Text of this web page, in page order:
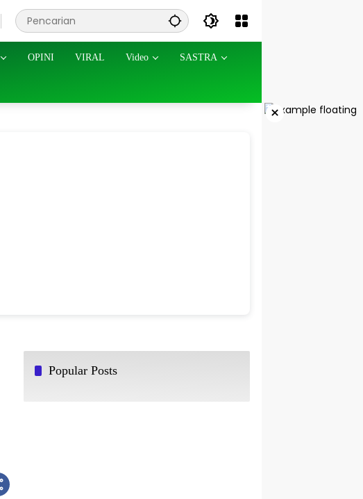
OPINI VIRAL Video SASTRA
×
Popular Posts